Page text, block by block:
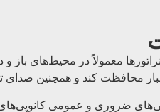
معمولاً در محیط‌های باز
محافظت کند و همچنین صدای
ضروری و عمومی